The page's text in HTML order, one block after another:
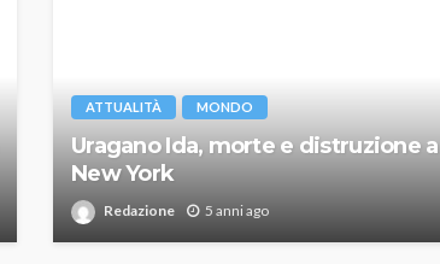
ATTUALITÀ MONDO
Uragano Ida, morte e distruzione a
New York
Redazione 5 anni ago